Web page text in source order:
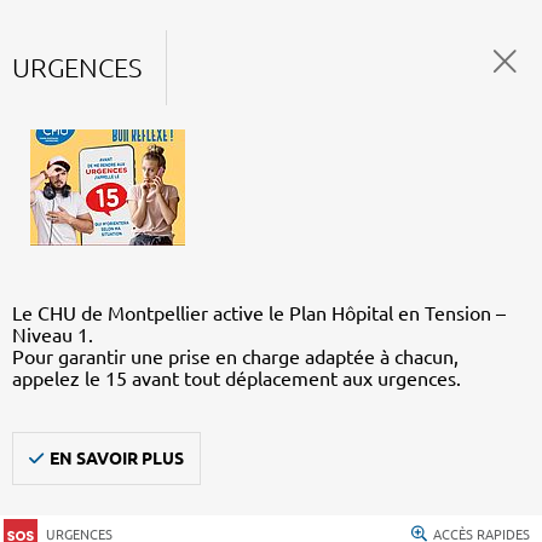
URGENCES
Le CHU de Montpellier active le Plan Hôpital en Tension –
Niveau 1.
Pour garantir une prise en charge adaptée à chacun,
appelez le 15 avant tout déplacement aux urgences.
EN SAVOIR PLUS
URGENCES ACCÈS RAPIDES